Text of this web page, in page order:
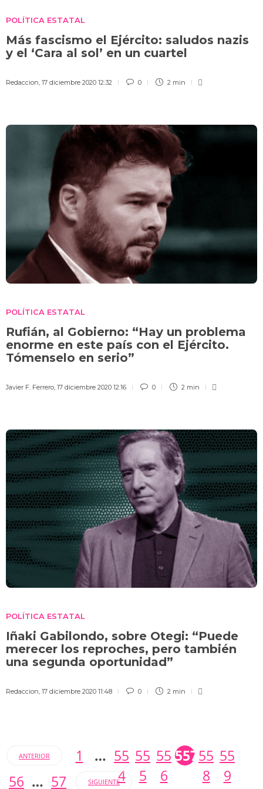
POLÍTICA ESTATAL
Más fascismo el Ejército: saludos nazis
y el ‘Cara al sol’ en un cuartel
Redaccion, 17 diciembre 2020 12:32 0 2 min
POLÍTICA ESTATAL
Rufián, al Gobierno: “Hay un problema
enorme en este país con el Ejército.
Tómenselo en serio”
Javier F. Ferrero 17 diciembre 2020 12:16 0 2 min
POLÍTICA ESTATAL
Iñaki Gabilondo, sobre Otegi: “Puede
merecer los reproches, pero también
una segunda oportunidad”
Redaccion, 17 diciembre 2020 11:48 0 2 min
ANTERIOR 1 … 55
4
55
5
55
6
557 55
8
55
9
56 … 57
SIGUIENTE